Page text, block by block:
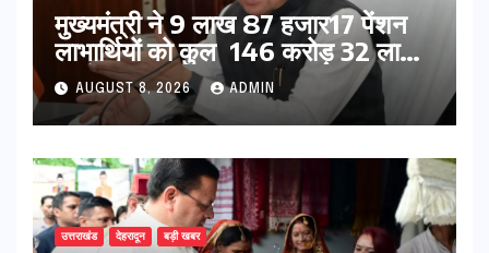
मुख्यमंत्री ने 9 लाख 87 हजार17 पेंशन
लाभार्थियों को कुल 146 करोड़ 32 लाख
की पेंशन राशि का किया भुगतान
AUGUST 8, 2026 ADMIN
उत्तराखंड देहरादून बड़ी खबर